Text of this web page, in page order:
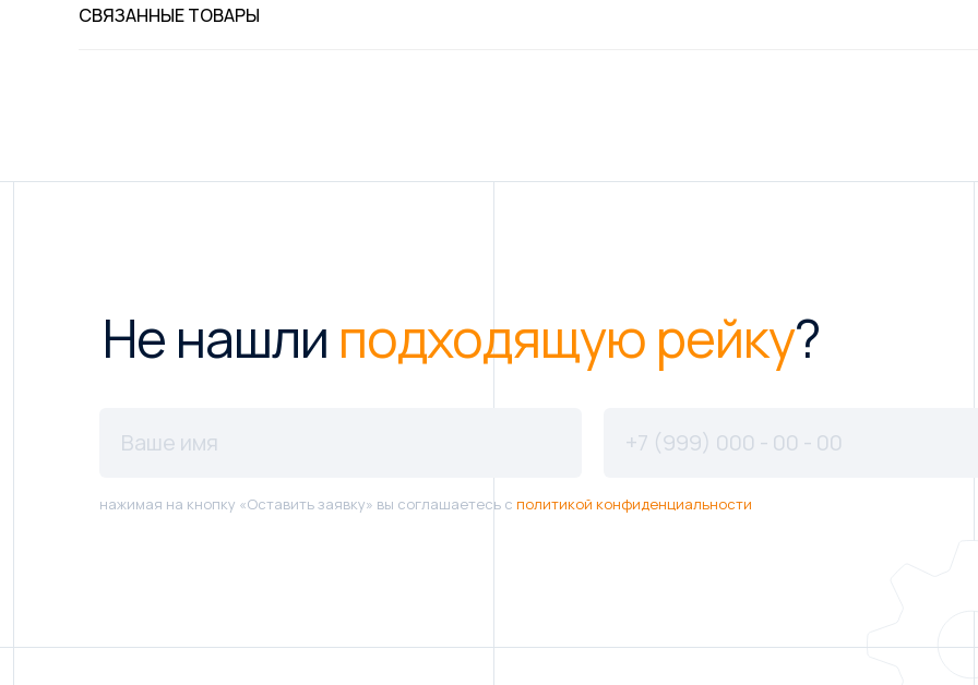
СВЯЗАННЫЕ ТОВАРЫ
Не нашли подходящую рейку?
нажимая на кнопку «Оставить заявку» вы соглашаетесь с политикой конфиденциальности